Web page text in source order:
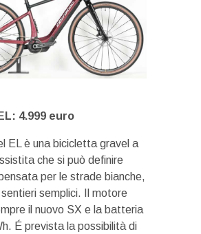
4.999 euro
EL è una bicicletta gravel a
che si può definire
per le strade bianche,
sentieri semplici. Il motore
il nuovo SX e la batteria
É prevista la possibilità di